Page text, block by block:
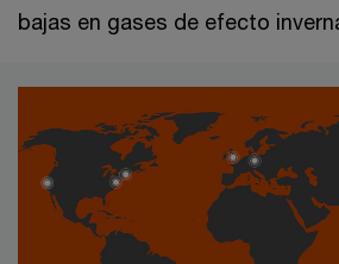
bajas en gases de efecto